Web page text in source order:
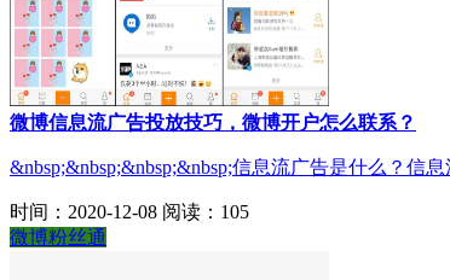
微博信息流广告投放技巧，微博开户怎么联系？
&nbsp;&nbsp;&nbsp;&nbsp;信息流广告是什么？
时间：2020-12-08 阅读：105
微博粉丝通